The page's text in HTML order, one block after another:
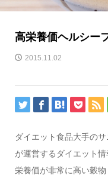
高栄養価ヘルシー
2015.11.02
ダイエット食品大手の
が運営するダイエット
栄養価が非常に高い穀